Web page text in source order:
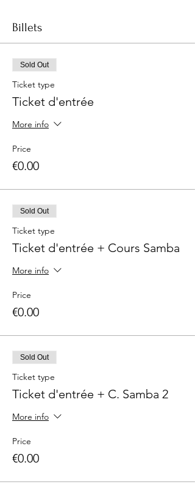
Billets
Sold Out
Ticket type
Ticket d'entrée
More info
Price
€0.00
Sold Out
Ticket type
Ticket d'entrée + Cours Samba
More info
Price
€0.00
Sold Out
Ticket type
Ticket d'entrée + C. Samba 2
More info
Price
€0.00